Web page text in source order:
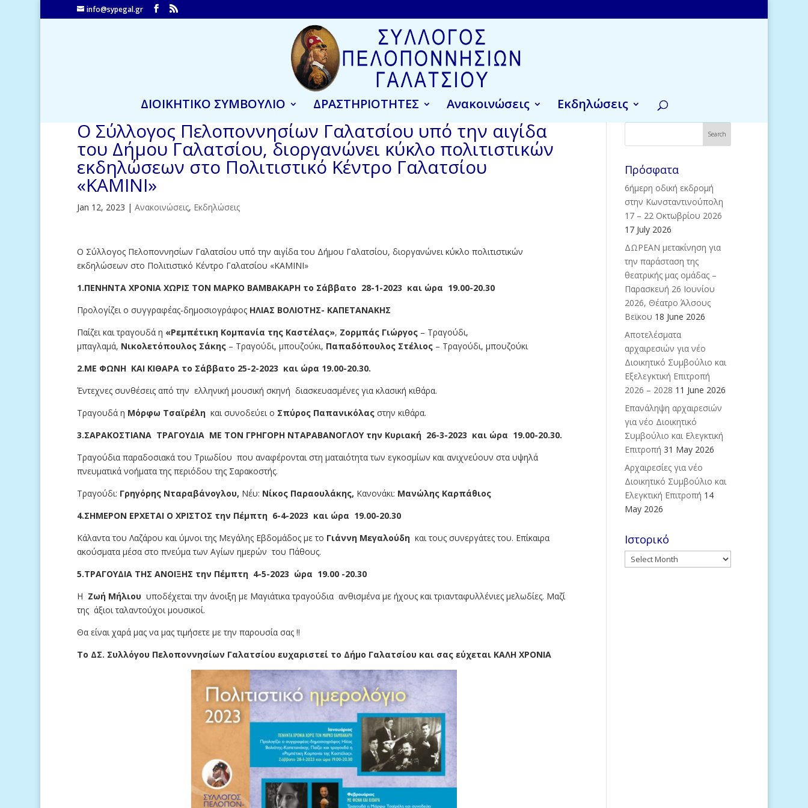
info@sypegal.gr
ΔΙΟΙΚΗΤΙΚΟ ΣΥΜΒΟΥΛΙΟ ΔΡΑΣΤΗΡΙΟΤΗΤΕΣ Ανακοινώσεις Εκδηλώσεις
Ο Σύλλογος Πελοποννησίων Γαλατσίου υπό την αιγίδα
του Δήμου Γαλατσίου, διοργανώνει κύκλο πολιτιστικών
εκδηλώσεων στο Πολιτιστικό Κέντρο Γαλατσίου
«ΚΑΜΙΝΙ»
Jan 12, 2023 | Ανακοινώσεις, Εκδηλώσεις
Ο Σύλλογος Πελοποννησίων Γαλατσίου υπό την αιγίδα του Δήμου Γαλατσίου, διοργανώνει κύκλο πολιτιστικών
εκδηλώσεων στο Πολιτιστικό Κέντρο Γαλατσίου «ΚΑΜΙΝΙ»
1.ΠΕΝΗΝΤΑ ΧΡΟΝΙΑ ΧΩΡΙΣ ΤΟΝ ΜΑΡΚΟ ΒΑΜΒΑΚΑΡΗ το Σάββατο 28-1-2023 και ώρα 19.00-20.30
Προλογίζει ο συγγραφέας-δημοσιογράφος ΗΛΙΑΣ ΒΟΛΙΟΤΗΣ- ΚΑΠΕΤΑΝΑΚΗΣ
Παίζει και τραγουδά η «Ρεμπέτικη Κομπανία της Καστέλας», Ζορμπάς Γιώργος– Τραγούδι,
μπαγλαμά, Νικολετόπουλος Σάκης– Τραγούδι, μπουζούκι, Παπαδόπουλος Στέλιος– Τραγούδι, μπουζούκι
2.ΜΕ ΦΩΝΗ ΚΑΙ ΚΙΘΑΡΑ το Σάββατο 25-2-2023 και ώρα 19.00-20.30.
Έντεχνες συνθέσεις από την ελληνική μουσική σκηνή διασκευασμένες για κλασική κιθάρα.
Τραγουδά η Μόρφω Τσαϊρέλη και συνοδεύει ο Σπύρος Παπανικόλαςστην κιθάρα.
3.ΣΑΡΑΚΟΣΤΙΑΝΑ ΤΡΑΓΟΥΔΙΑ ΜΕ ΤΟΝ ΓΡΗΓΟΡΗ ΝΤΑΡΑΒΑΝΟΓΛΟΥ την Κυριακή 26-3-2023 και ώρα 19.00-20.30.
Τραγούδια παραδοσιακά του Τριωδίου που αναφέρονται στη ματαιότητα των εγκοσμίων και ανιχνεύουν στα υψηλά
πνευματικά νοήματα της περιόδου της Σαρακοστής.
Τραγούδι: Γρηγόρης Νταραβάνογλου, Νέυ: Νίκος Παραουλάκης, Κανονάκι: Μανώλης Καρπάθιος
4.ΣΗΜΕΡΟΝ ΕΡΧΕΤΑΙ Ο ΧΡΙΣΤΟΣ την Πέμπτη 6-4-2023 και ώρα 19.00-20.30
Κάλαντα του Λαζάρου και ύμνοι της Μεγάλης Εβδομάδος με το Γιάννη Μεγαλούδη και τους συνεργάτες του. Επίκαιρα
ακούσματα μέσα στο πνεύμα των Αγίων ημερών του Πάθους.
5.ΤΡΑΓΟΥΔΙΑ ΤΗΣ ΑΝΟΙΞΗΣ την Πέμπτη 4-5-2023 ώρα 19.00 -20.30
Η Ζωή Μήλιου υποδέχεται την άνοιξη με Μαγιάτικα τραγούδια ανθισμένα με ήχους και τριανταφυλλένιες μελωδίες. Μαζί
της άξιοι ταλαντούχοι μουσικοί.
Θα είναι χαρά μας να μας τιμήσετε με την παρουσία σας !!
Το ΔΣ. Συλλόγου Πελοποννησίων Γαλατσίου ευχαριστεί το Δήμο Γαλατσίου και σας εύχεται ΚΑΛΗ ΧΡΟΝΙΑ
Πρόσφατα
6ήμερη οδική εκδρομή
στην Κωνσταντινούπολη
17 – 22 Οκτωβρίου 2026
17 July 2026
ΔΩΡΕΑΝ μετακίνηση για
την παράσταση της
θεατρικής μας ομάδας –
Παρασκευή 26 Ιουνίου
2026, Θέατρο Άλσους
Βεϊκου 18 June 2026
Aποτελέσματα
αρχαιρεσιών για νέο
Διοικητικό Συμβούλιο και
Εξελεγκτική Επιτροπή
2026 – 2028 11 June 2026
Eπανάληψη αρχαιρεσιών
για νέο Διοικητικό
Συμβούλιο και Ελεγκτική
Επιτροπή 31 May 2026
Αρχαιρεσίες για νέο
Διοικητικό Συμβούλιο και
Ελεγκτική Επιτροπή 14
May 2026
Ιστορικό
Ιστορικό